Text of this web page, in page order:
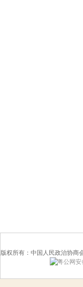
版权所有：中国人民政治协
粤公网